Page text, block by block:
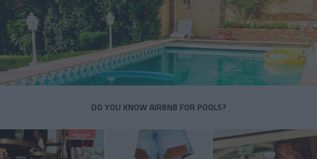
DO YOU KNOW AIRBNB FOR POOLS?